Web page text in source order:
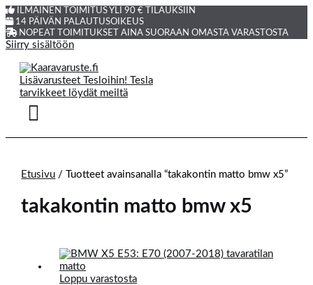
ILMAINEN TOIMITUS YLI 90 € TILAUKSIIN
14 PÄIVÄN PALAUTUSOIKEUS
NOPEAT TOIMITUKSET AINA SUORAAN OMASTA VARASTOSTA
Siirry sisältöön
Etusivu / Tuotteet avainsanalla “takakontin matto bmw x5”
takakontin matto bmw x5
Loppu varastosta